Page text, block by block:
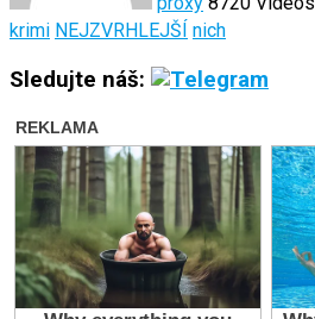
krimi NEJZVRHLEJŠÍ nich
Sledujte náš: